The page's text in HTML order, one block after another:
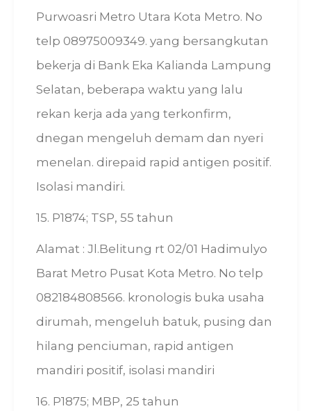
Purwoasri Metro Utara Kota Metro. No
telp 08975009349. yang bersangkutan
bekerja di Bank Eka Kalianda Lampung
Selatan, beberapa waktu yang lalu
rekan kerja ada yang terkonfirm,
dnegan mengeluh demam dan nyeri
menelan. direpaid rapid antigen positif.
Isolasi mandiri.
15. P1874; TSP, 55 tahun
Alamat : Jl.Belitung rt 02/01 Hadimulyo
Barat Metro Pusat Kota Metro. No telp
082184808566. kronologis buka usaha
dirumah, mengeluh batuk, pusing dan
hilang penciuman, rapid antigen
mandiri positif, isolasi mandiri
16. P1875; MBP, 25 tahun